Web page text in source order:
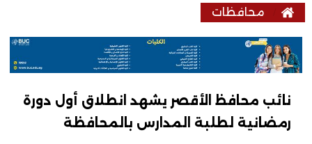
محافظات
نائب محافظ الأقصر يشهد انطلاق أول دورة
رمضانية لطلبة المدارس بالمحافظة